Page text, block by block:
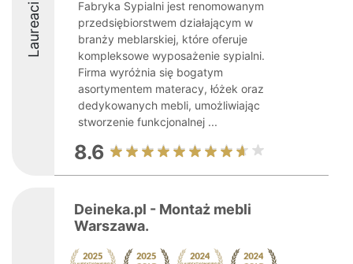
Laureaci
Fabryka Sypialni jest renomowanym
przedsiębiorstwem działającym w
branży meblarskiej, które oferuje
kompleksowe wyposażenie sypialni.
Firma wyróżnia się bogatym
asortymentem materacy, łóżek oraz
dedykowanych mebli, umożliwiając
stworzenie funkcjonalnej ...
8.6
Deineka.pl - Montaż mebli
Warszawa.